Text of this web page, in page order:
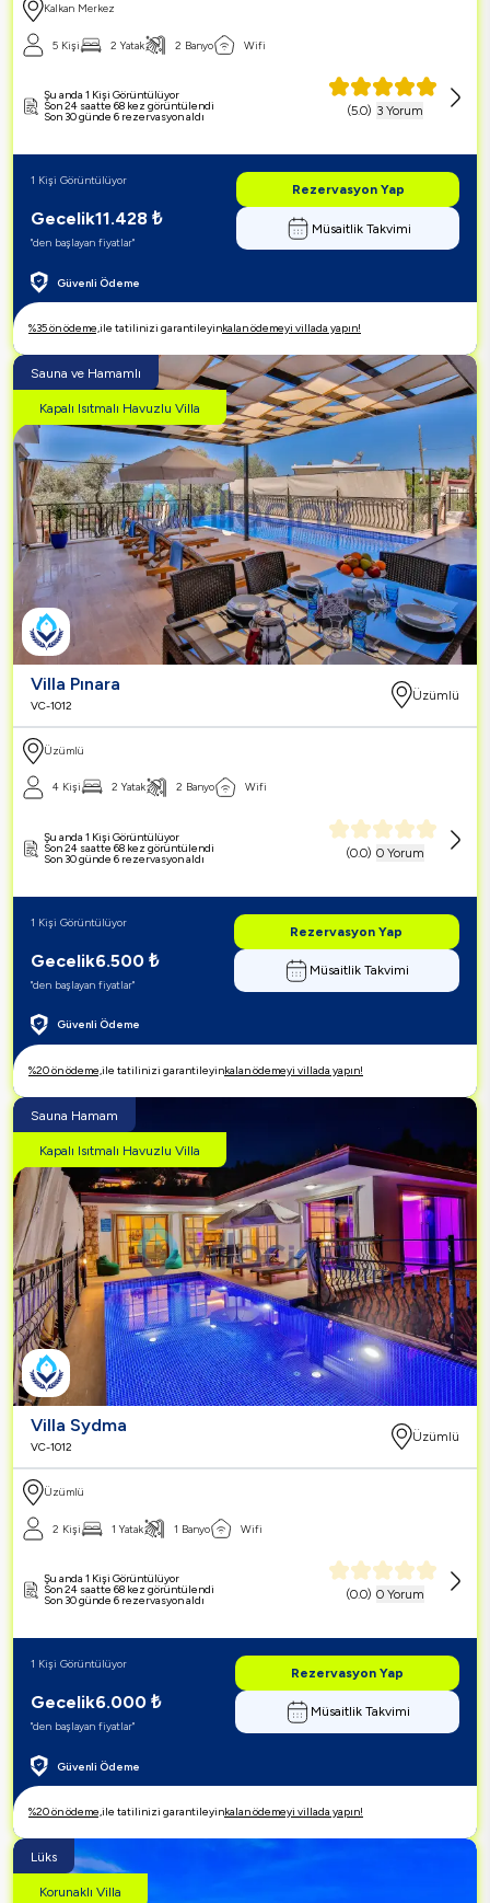
Kalkan Merkez
5 Kişi 2 Yatak 2 Banyo Wifi
(5.0) 3 Yorum
Şu anda 1 Kişi Görüntülüyor
Son 24 saatte 68 kez görüntülendi
Son 30 günde 6 rezervasyon aldı
Güvenli Ödeme
Gecelik11.428 ₺
"den başlayan fiyatlar"
1 Kişi Görüntülüyor
Rezervasyon Yap
Müsaitlik Takvimi
%35 ön ödeme,ile tatilinizi garantileyinkalan ödemeyi villada yapın!
Sauna ve Hamamlı
Kapalı Isıtmalı Havuzlu Villa
Villa Pınara
VC-1012
Üzümlü
Üzümlü
4 Kişi 2 Yatak 2 Banyo Wifi
(0.0) 0 Yorum
Şu anda 1 Kişi Görüntülüyor
Son 24 saatte 68 kez görüntülendi
Son 30 günde 6 rezervasyon aldı
Güvenli Ödeme
Gecelik6.500 ₺
"den başlayan fiyatlar"
1 Kişi Görüntülüyor
Rezervasyon Yap
Müsaitlik Takvimi
%20 ön ödeme,ile tatilinizi garantileyinkalan ödemeyi villada yapın!
Sauna Hamam
Kapalı Isıtmalı Havuzlu Villa
Villa Sydma
VC-1012
Üzümlü
Üzümlü
2 Kişi 1 Yatak 1 Banyo Wifi
(0.0) 0 Yorum
Şu anda 1 Kişi Görüntülüyor
Son 24 saatte 68 kez görüntülendi
Son 30 günde 6 rezervasyon aldı
Güvenli Ödeme
Gecelik6.000 ₺
"den başlayan fiyatlar"
1 Kişi Görüntülüyor
Rezervasyon Yap
Müsaitlik Takvimi
%20 ön ödeme,ile tatilinizi garantileyinkalan ödemeyi villada yapın!
Lüks
Korunaklı Villa